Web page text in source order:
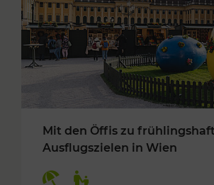
Mit den Öffis zu
Ausflugszielen in Wien